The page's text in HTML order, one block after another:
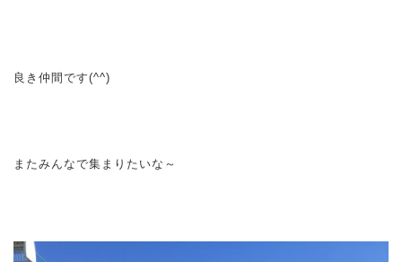
良き仲間です(^^)
またみんなで集まりたいな～